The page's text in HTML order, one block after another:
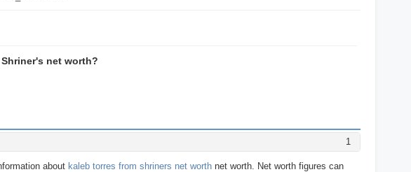
net worth?
1
about kaleb torres from shriners net worth net worth. Net worth figures can